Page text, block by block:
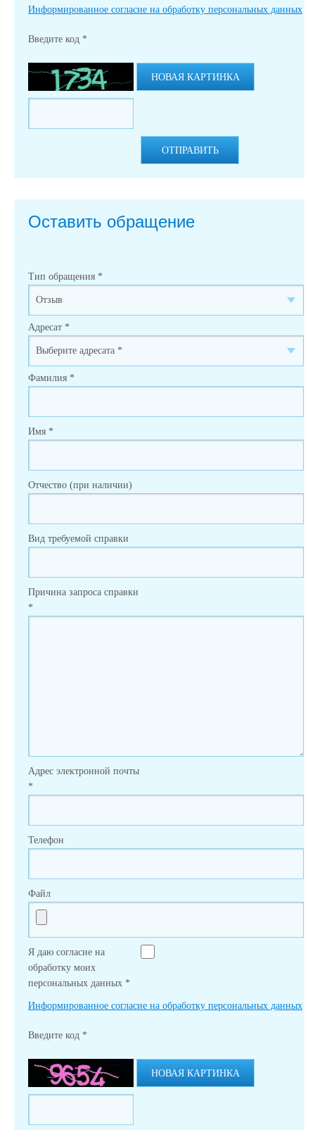
Информированное согласие на обработку персональных данных
Введите код *
НОВАЯ КАРТИНКА
ОТПРАВИТЬ
Оставить обращение
Тип обращения *
Адресат *
Фамилия *
Имя *
Отчество (при наличии)
Вид требуемой справки
Причина запроса справки
*
Адрес электронной почты
*
Телефон
Файл
Я даю согласие на
обработку моих
персональных данных *
Информированное согласие на обработку персональных данных
Введите код *
НОВАЯ КАРТИНКА